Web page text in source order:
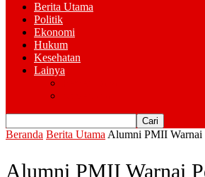
Berita Utama
Politik
Ekonomi
Hukum
Kesehatan
Lainya
Beranda Berita Utama Alumni PMII Warnai
Alumni PMII Warnai